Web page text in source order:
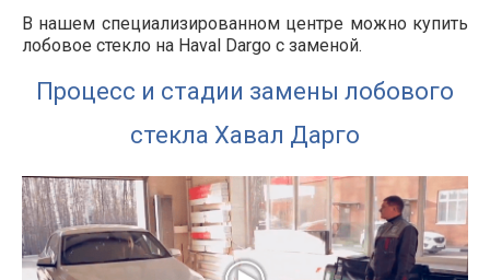
В нашем специализированном центре можно купить
лобовое стекло на Haval Dargo с заменой.
Процесс и стадии замены лобового
стекла Хавал Дарго